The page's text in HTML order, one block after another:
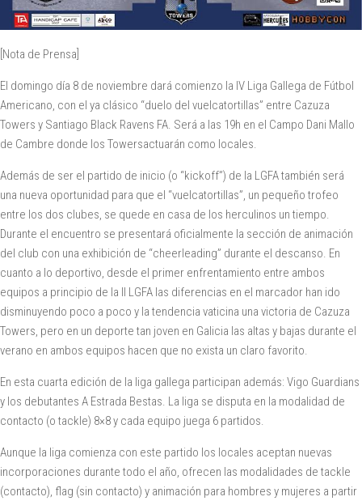
[Nota de Prensa]
El domingo día 8 de noviembre dará comienzo la IV Liga Gallega de Fútbol
Americano​, con el ya clásico “duelo del vuelcatortillas” entre Cazuza
Towers y Santiago Black Ravens FA​. Será a las 19h en el Campo Dani Mallo
de Cambre donde los Towers​actuarán como locales.
Además de ser el partido de inicio (o “kickoff”) de la LGFA también será
una nueva oportunidad para que el “vuelcatortillas”, un pequeño trofeo
entre los dos clubes, se quede en casa de los herculinos un tiempo.
Durante el encuentro se presentará oficialmente la sección de animación
del club con una exhibición de “cheerleading” durante el descanso. En
cuanto a lo deportivo, desde el primer enfrentamiento entre ambos
equipos a principio de la II LGFA las diferencias en el marcador han ido
disminuyendo poco a poco y la tendencia vaticina una victoria de Cazuza
Towers​, pero en un deporte tan joven en Galicia las altas y bajas durante el
verano en ambos equipos hacen que no exista un claro favorito.
En esta cuarta edición de la liga gallega participan además: Vigo Guardians
y los debutantes A Estrada Bestas​. La liga se disputa en la modalidad de
contacto (o tackle) 8×8 y cada equipo juega 6 partidos.
Aunque la liga comienza con este partido los locales aceptan nuevas
incorporaciones durante todo el año, ofrecen las modalidades de tackle
(contacto), flag (sin contacto) y animación para hombres y mujeres a partir